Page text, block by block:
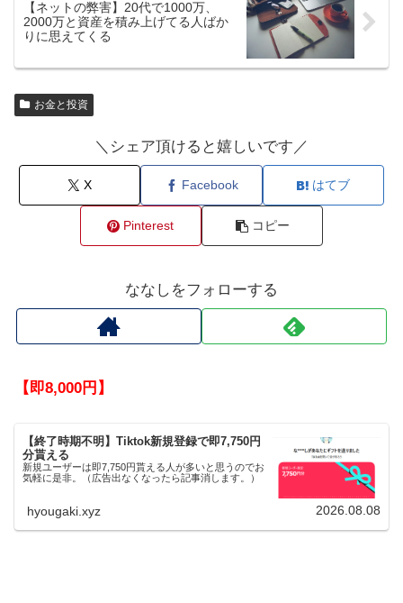
【ネットの弊害】20代で1000万、
2000万と資産を積み上げてる人ばか
りに思えてくる
お金と投資
＼シェア頂けると嬉しいです／
X Facebook はてブ
Pinterest コピー
ななしをフォローする
【即8,000円】
【終了時期不明】Tiktok新規登録で即7,750円
分貰える
新規ユーザーは即7,750円貰える人が多いと思うのでお
気軽に是非。（広告出なくなったら記事消します。）
hyougaki.xyz 2026.08.08